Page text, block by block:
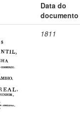
Data do
documento
1811